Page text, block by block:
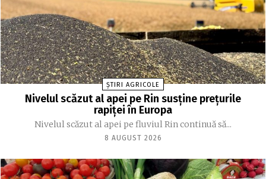
ȘTIRI AGRICOLE
Nivelul scăzut al apei pe Rin susține prețurile
rapiței în Europa
Nivelul scăzut al apei pe fluviul Rin continuă să...
8 AUGUST 2026